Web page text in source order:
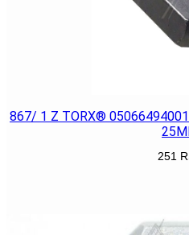
867/ 1 Z TORX®
251